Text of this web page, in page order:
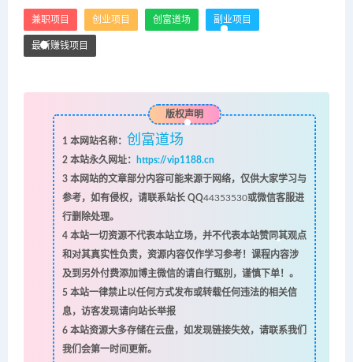
兼职项目 创业项目 创富道场 副业项目
最新赚钱项目
版权声明
1 本网站名称： 创富道场
2本站永久网址：
https://vip1188.cn
3本网站的文章部分内容可能来源于网络，仅供大家学习与
参考，如有侵权，请联系站长 QQ44353530或微信客服进
行删除处理。
4本站一切资源不代表本站立场，并不代表本站赞同其观点
和对其真实性负责，资源内容仅作学习参考！课程内容涉
及到另外付费添加博主微信的请自行甄别，谨慎下单！。
5本站一律禁止以任何方式发布或转载任何违法的相关信
息，访客发现请向站长举报
6本站资源大多存储在云盘，如发现链接失效，请联系我们
我们会第一时间更新。